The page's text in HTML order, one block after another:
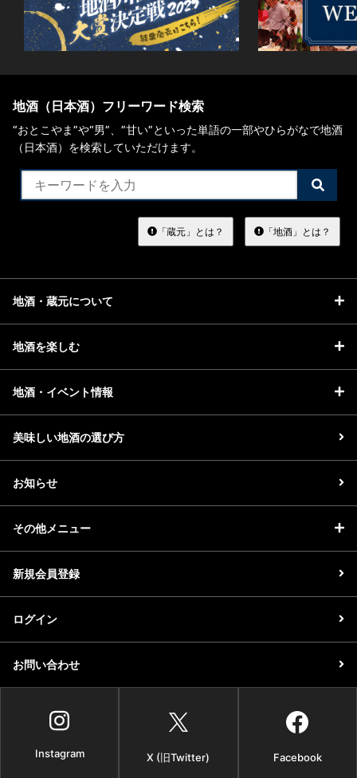
地酒（日本酒）フリーワード検索
“おとこやま”や“男”、”甘い”といった単語の一部やひらがなで地酒
（日本酒）を検索していただけます。
検
索
る
「蔵元」とは？ 「地酒」とは？
地酒・蔵元について
地酒を楽しむ
地酒・イベント情報
美味しい地酒の選び方
お知らせ
その他メニュー
新規会員登録
ログイン
お問い合わせ
Instagram X (旧Twitter) Facebook